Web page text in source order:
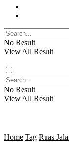
PENDIDIKAN
SOSOK
No Result
View All Result
No Result
View All Result
Home Tag Ruas